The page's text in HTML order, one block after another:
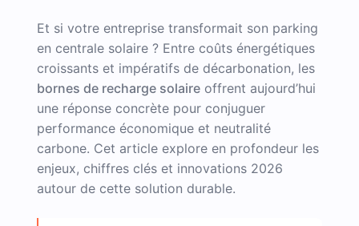
Et si votre entreprise transformait son parking
en centrale solaire ? Entre coûts énergétiques
croissants et impératifs de décarbonation, les
bornes de recharge solaire offrent aujourd’hui
une réponse concrète pour conjuguer
performance économique et neutralité
carbone. Cet article explore en profondeur les
enjeux, chiffres clés et innovations 2026
autour de cette solution durable.